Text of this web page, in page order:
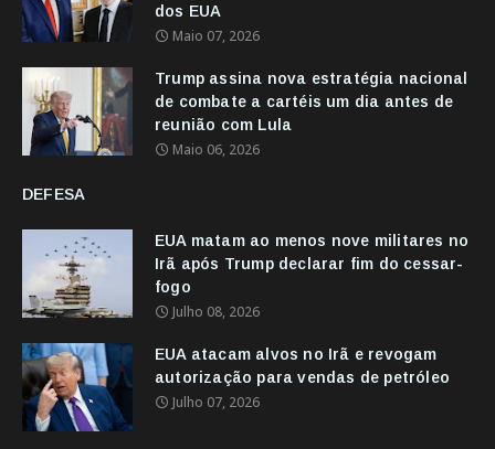
dos EUA
Maio 07, 2026
Trump assina nova estratégia nacional
de combate a cartéis um dia antes de
reunião com Lula
Maio 06, 2026
DEFESA
EUA matam ao menos nove militares no
Irã após Trump declarar fim do cessar-
fogo
Julho 08, 2026
EUA atacam alvos no Irã e revogam
autorização para vendas de petróleo
Julho 07, 2026